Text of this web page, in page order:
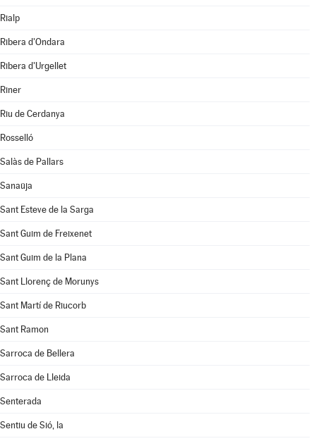
Rialp
Ribera d'Ondara
Ribera d'Urgellet
Riner
Riu de Cerdanya
Rosselló
Salàs de Pallars
Sanaüja
Sant Esteve de la Sarga
Sant Guim de Freixenet
Sant Guim de la Plana
Sant Llorenç de Morunys
Sant Martí de Riucorb
Sant Ramon
Sarroca de Bellera
Sarroca de Lleida
Senterada
Sentiu de Sió, la